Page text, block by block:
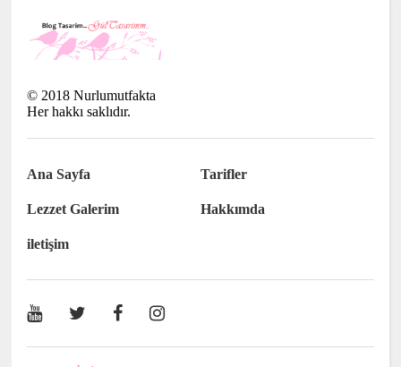
© 2018 Nurlumutfakta
Her hakkı saklıdır.
Ana Sayfa Tarifler
Lezzet Galerim Hakkımda
iletişim